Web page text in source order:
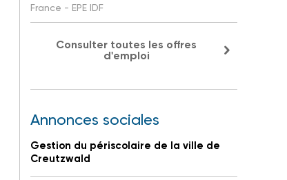
France - EPE IDF
Consulter toutes les offres
d'emploi
Annonces sociales
Gestion du périscolaire de la ville de
Creutzwald